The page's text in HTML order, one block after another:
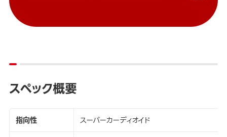
スペック概要
指向性
スーパーカーディオイド